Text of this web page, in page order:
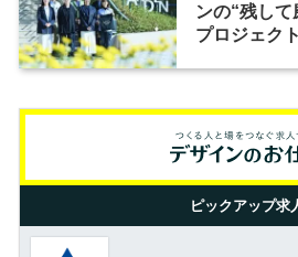
ンの“残し
プロジェク
ピックアップ求